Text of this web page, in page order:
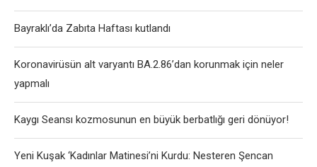
Bayraklı’da Zabıta Haftası kutlandı
Koronavirüsün alt varyantı BA.2.86’dan korunmak için neler
yapmalı
Kaygı Seansı kozmosunun en büyük berbatlığı geri dönüyor!
Yeni Kuşak ‘Kadınlar Matinesi’ni Kurdu: Nesteren Şencan